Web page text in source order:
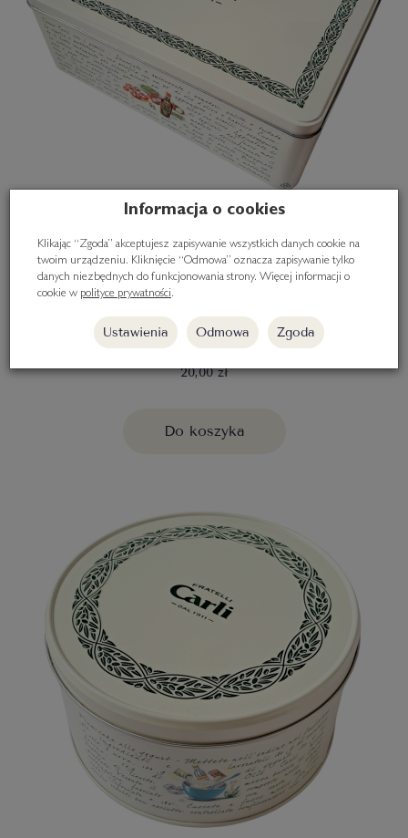
Latta Regalo - Ozdobna puszka prezentowa,
Fratelli Carli
20,00 zł
Do koszyka
Informacja o cookies
Klikając “Zgoda” akceptujesz zapisywanie wszystkich danych cookie na
twoim urządzeniu. Kliknięcie “Odmowa” oznacza zapisywanie tylko
danych niezbędnych do funkcjonowania strony. Więcej informacji o
cookie w polityce prywatności.
Ustawienia Odmowa Zgoda